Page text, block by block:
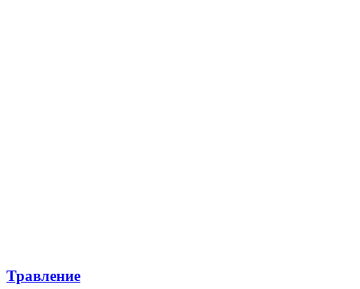
Травление